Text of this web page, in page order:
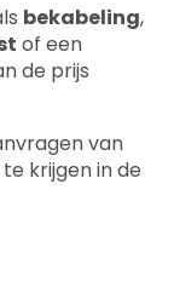
bekabeling,
of een
de prijs
van
krijgen in de